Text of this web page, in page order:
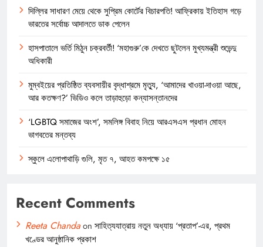
দিল্লির সাধারণ মেয়ে থেকে সুপ্রিম কোর্টের বিচারপতি! আফ্রিকায় ইতিহাস গড়ে
ভারতের সর্বোচ্চ আদালতে ডাক পেলেন
হাসপাতালে ভর্তি মিঠুন চক্রবর্তী! ‘মহাগুরু’কে দেখতে ছুটলেন মুখ্যমন্ত্রী শুভেন্দু
অধিকারী
মুম্বইয়ের প্রতিষ্ঠিত ব্যবসায়ীর বৃদ্ধাশ্রমে মৃত্যু, ‘আমাদের খাওয়া-দাওয়া আছে,
আর কতক্ষণ?’ ভিডিও কলে তাড়াহুড়ো কন্যাসন্তানদের
‘LGBTQ সমাজের অংশ’, সমলিঙ্গ বিবাহ নিয়ে আরএসএস প্রধান মোহন
ভাগবতের মন্তব্য
স্কুলে এলোপাথাড়ি গুলি, মৃত ৭, আহত কমপক্ষে ১৫
Recent Comments
Reeta Chandaon সাহিত্যযাত্রায় নতুন অধ্যায় ‘প্রতাপ’-এর, প্রথম
খণ্ডের আনুষ্ঠানিক প্রকাশ